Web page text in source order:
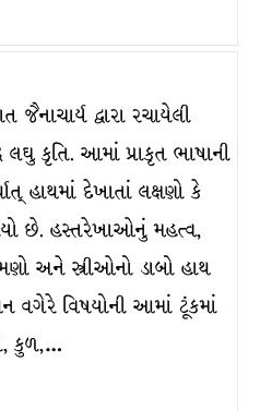
દ્વારા રચાયેલી
લઘુ કૃતિ. આમાં પ્રાકૃત ભાષાની
હાથમાં દેખાતાં લક્ષણો કે
છે. હસ્તરેખાઓનું મહત્વ,
અને સ્ત્રીઓનો ડાબો હાથ
વગેરે વિષયોની આમાં ટૂંકમાં
કુળ,…